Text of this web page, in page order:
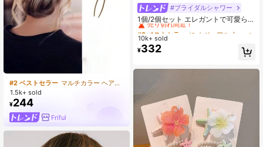
#2 ベストセラー
マルチカラー ヘアーバン&ヘアピン
1.5k+ sold
¥244
Friful
#ブライダルシャワー
1個/2個セット エレガントで可愛らし
い黒メッシュクラウドヘアクリッ
プ、輝くラインストーンリボン大型
ヘアクロー、ポニーテール、バンア
ップスタイルに適し、デイリーファ
ン、バケーションアウトフィット
#3 ベストセラー
に カジュアル 女性のヘアアクセサリー
売り切れ間近！
#3 ベストセラー
売り切れ間近！
#3 ベストセラー
売り切れ間近！
#3 ベストセラー
に カジュアル 女性のヘアアクセサリー
10k+ sold
¥332